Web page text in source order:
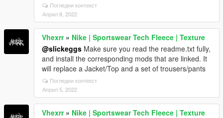
Погледни контекст
Април 8, 2022
Vhexrr» Nike | Sportswear Tech Fleece | Texture
@slickeggs Make sure you read the readme.txt fully,
and install the corresponding mods that are linked. It
will replace a Jacket/Top and a set of trousers/pants
Погледни контекст
Април 5, 2022
Vhexrr» Nike | Sportswear Tech Fleece | Texture